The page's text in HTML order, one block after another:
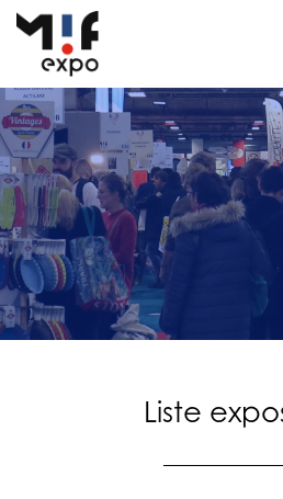
Liste